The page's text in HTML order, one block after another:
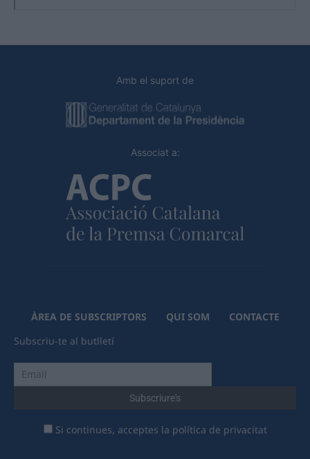
Amb el suport de
Associat a:
ÀREA DE SUBSCRIPTORS QUI SOM
CONTACTE
Subscriu-te al butlletí
Si continues, acceptes la política de privacitat